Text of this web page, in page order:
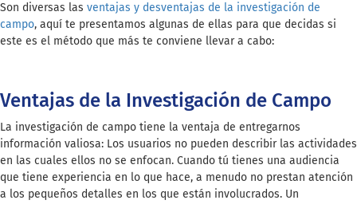
Son diversas las ventajas y desventajas de la investigación de
campo, aquí te presentamos algunas de ellas para que decidas si
este es el método que más te conviene llevar a cabo:
Ventajas de la Investigación de Campo
La investigación de campo tiene la ventaja de entregarnos
información valiosa: Los usuarios no pueden describir las actividades
en las cuales ellos no se enfocan. Cuando tú tienes una audiencia
que tiene experiencia en lo que hace, a menudo no prestan atención
a los pequeños detalles en los que están involucrados. Un